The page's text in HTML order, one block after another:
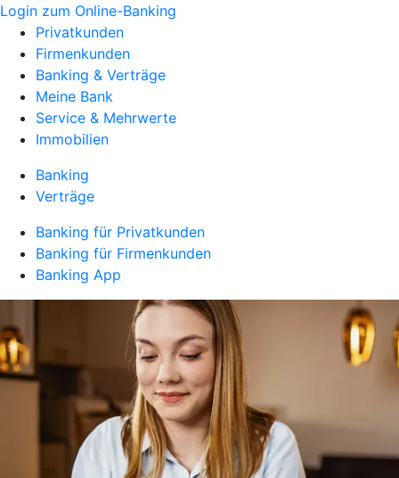
Login zum Online-Banking
Privatkunden
Firmenkunden
Banking & Verträge
Meine Bank
Service & Mehrwerte
Immobilien
Banking
Verträge
Banking für Privatkunden
Banking für Firmenkunden
Banking App